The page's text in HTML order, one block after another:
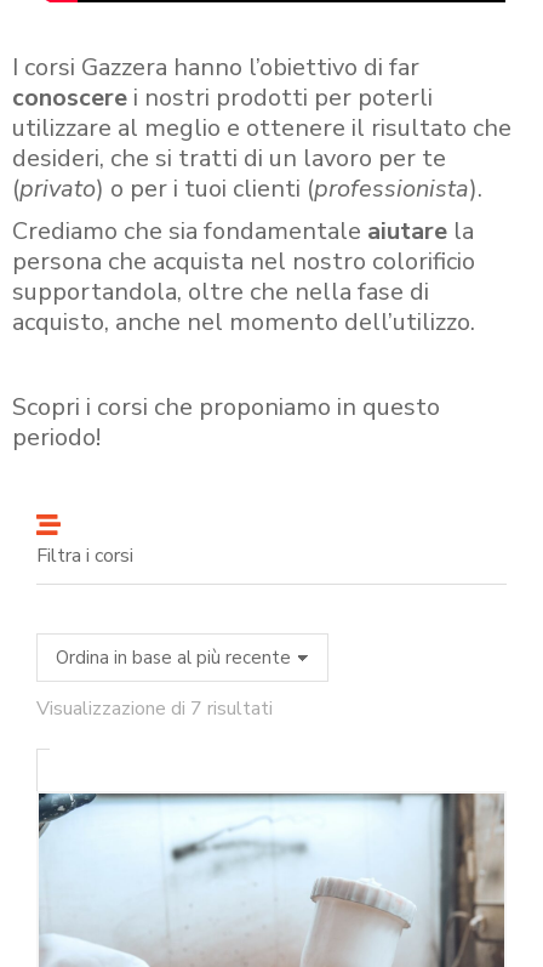
I corsi Gazzera hanno l’obiettivo di far
conoscere i nostri prodotti per poterli
utilizzare al meglio e ottenere il risultato che
desideri, che si tratti di un lavoro per te
(privato) o per i tuoi clienti (professionista).
Crediamo che sia fondamentale aiutare la
persona che acquista nel nostro colorificio
supportandola, oltre che nella fase di
acquisto, anche nel momento dell’utilizzo.
Scopri i corsi che proponiamo in questo
periodo!
Filtra i corsi
Visualizzazione di 7 risultati